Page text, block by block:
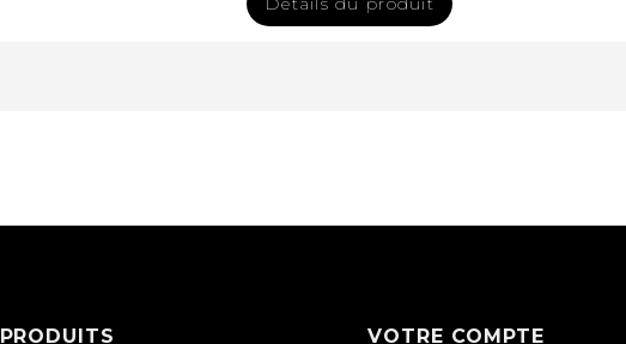
PRODUITS VOTRE COMPTE